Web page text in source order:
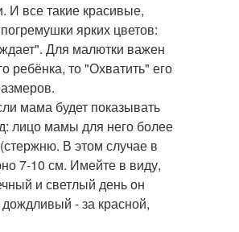
И все такие красивые,
ярких цветов:
Для малютки важен
ребёнка, то "Охватить" его
мама будет показывать
лицо мамы для него более
В этом случае в
7-10 см. Имейте в виду,
и светлый день он
- за красной,